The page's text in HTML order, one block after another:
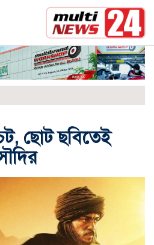
বাস-ভুটভুটির মুখোমুখি সংঘর্ষে নিহত
ছোট ছবিতেই